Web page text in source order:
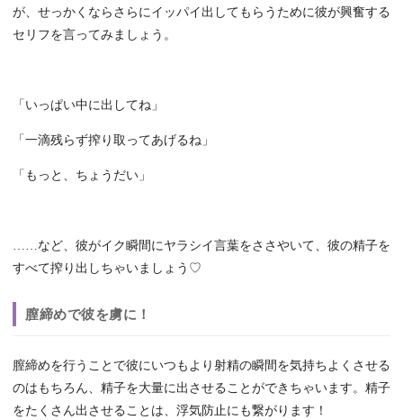
が、せっかくならさらにイッパイ出してもらうために彼が興奮する
セリフを言ってみましょう。
「いっぱい中に出してね」
「一滴残らず搾り取ってあげるね」
「もっと、ちょうだい」
……など、彼がイク瞬間にヤラシイ言葉をささやいて、彼の精子を
すべて搾り出しちゃいましょう♡
膣締めで彼を虜に！
膣締めを行うことで彼にいつもより射精の瞬間を気持ちよくさせる
のはもちろん、精子を大量に出させることができちゃいます。精子
をたくさん出させることは、浮気防止にも繋がります！